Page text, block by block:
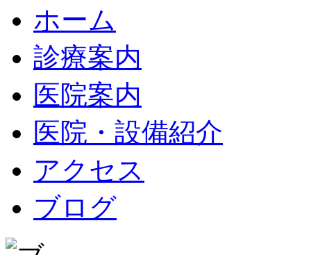
ホーム
診療案内
医院案内
医院・設備紹介
アクセス
ブログ